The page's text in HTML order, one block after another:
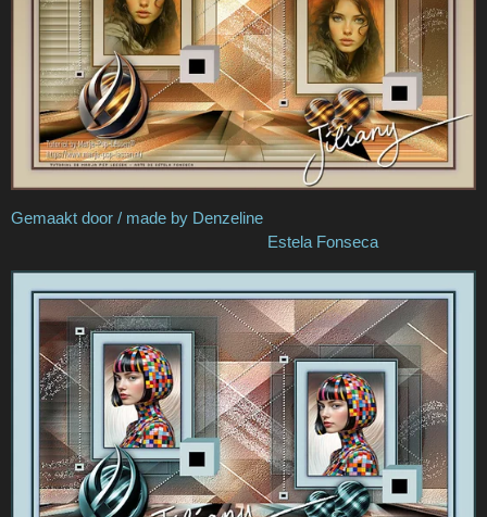
Gemaakt door / made by Denzeline
Estela Fonseca